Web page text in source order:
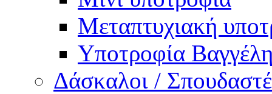
Μεταπτυχιακή
Υποτροφία
Δάσκαλοι /